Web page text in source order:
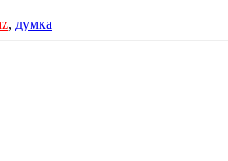
, думка